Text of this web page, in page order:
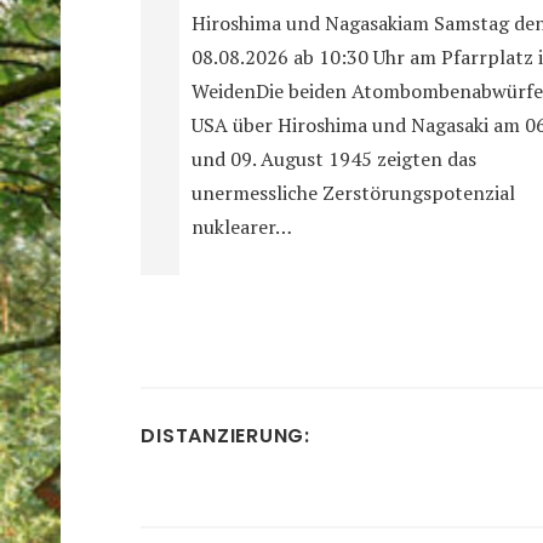
Hiroshima und Nagasakiam Samstag
08.08.2026 ab 10:30 Uhr am Pfarrplatz
WeidenDie beiden
USA über Hiroshima und Nagasaki am
und 09. August 1945 zeigten das
unermessliche Zerstörungspotenzial
nuklearer…
DISTANZIERUNG: